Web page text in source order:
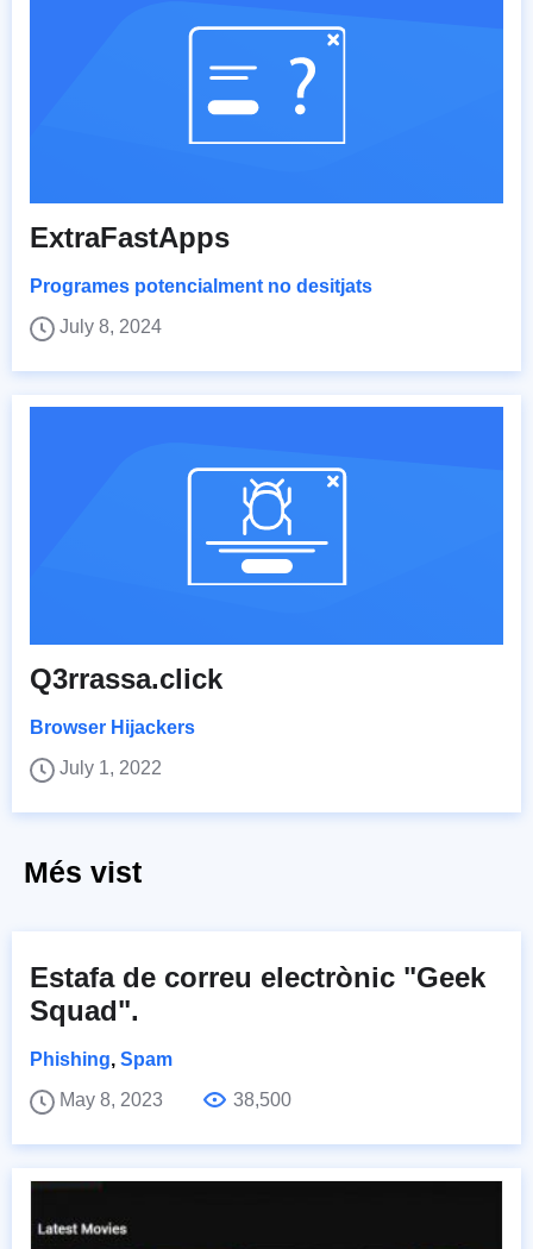
ExtraFastApps
Programes potencialment no desitjats
July 8, 2024
Q3rrassa.click
Browser Hijackers
July 1, 2022
Més vist
Estafa de correu electrònic "Geek
Squad".
Phishing, Spam
May 8, 2023
38,500